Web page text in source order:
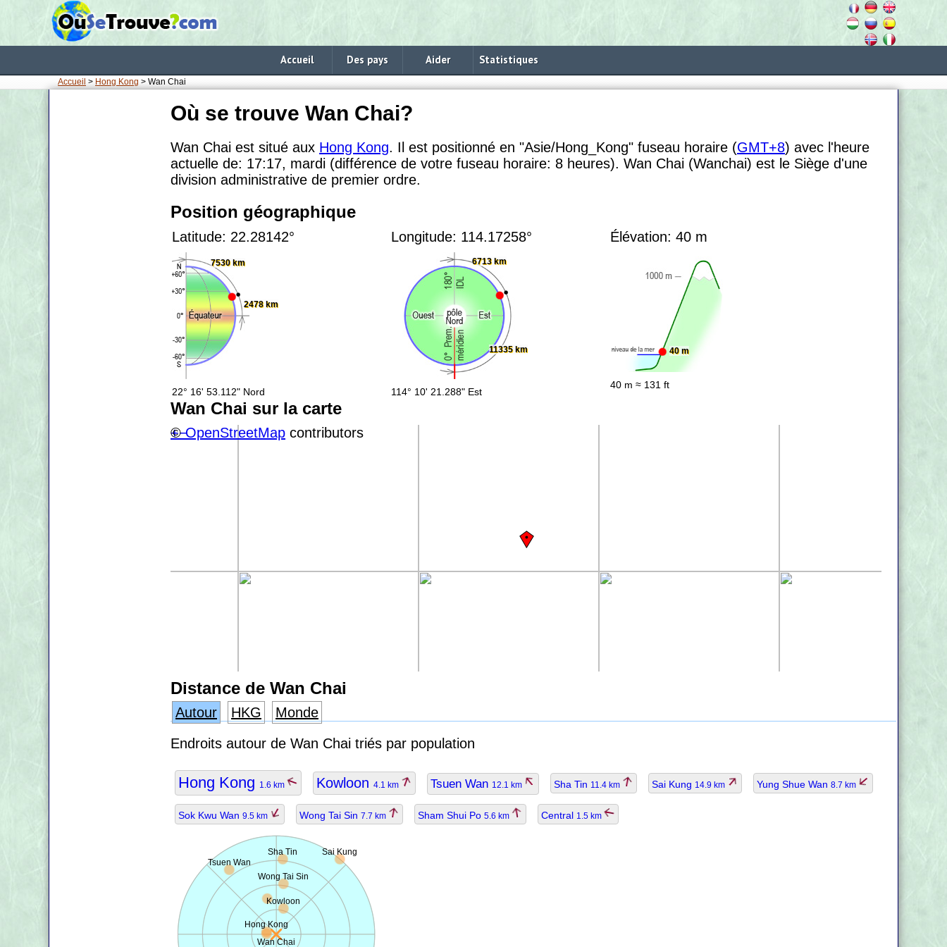
Accueil Des pays Aider Statistiques
Accueil > Hong Kong > Wan Chai
Où se trouve Wan Chai?
Wan Chai est situé aux Hong Kong. Il est positionné en "Asie/Hong_Kong" fuseau horaire (GMT+8) avec l'heure
actuelle de: 17:17, mardi (différence de votre fuseau horaire: 8 heures). Wan Chai (Wanchai) est le Siège d'une
division administrative de premier ordre.
Position géographique
Latitude: 22.28142°
7530 km
2478 km
22° 16' 53.112" Nord
Longitude: 114.17258°
11335 km
6713 km
114° 10' 21.288" Est
Élévation: 40 m
40 m
40 m ≈ 131 ft
Wan Chai sur la carte
+−
©OpenStreetMap contributors
Distance de Wan Chai
Autour HKG
Monde
Endroits autour de Wan Chai triés par population
Hong Kong 1.6 km Kowloon 4.1 km Tsuen Wan 12.1 km Sha Tin 11.4 km Sai Kung 14.9 km Yung Shue Wan 8.7 km
Sok Kwu Wan 9.5 km Wong Tai Sin 7.7 km Sham Shui Po 5.6 km Central 1.5 km
Wan Chai
Hong Kong
Kowloon
Tsuen Wan
Sha Tin Sai Kung
Wong Tai Sin